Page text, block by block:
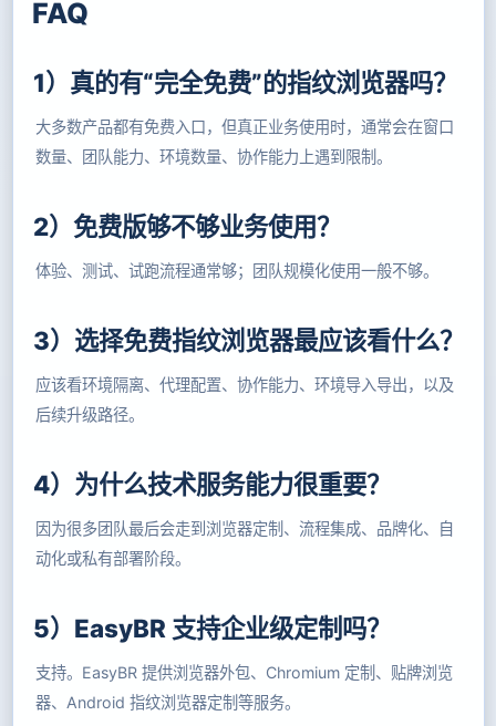
FAQ
1）真的有“完全免费”的指纹浏览器吗？
大多数产品都有免费入口，但真正业务使用时，通常会在窗口
数量、团队能力、环境数量、协作能力上遇到限制。
2）免费版够不够业务使用？
体验、测试、试跑流程通常够；团队规模化使用一般不够。
3）选择免费指纹浏览器最应该看什么？
应该看环境隔离、代理配置、协作能力、环境导入导出，以及
后续升级路径。
4）为什么技术服务能力很重要？
因为很多团队最后会走到浏览器定制、流程集成、品牌化、自
动化或私有部署阶段。
5）EasyBR 支持企业级定制吗？
支持。EasyBR 提供浏览器外包、Chromium 定制、贴牌浏览
器、Android 指纹浏览器定制等服务。